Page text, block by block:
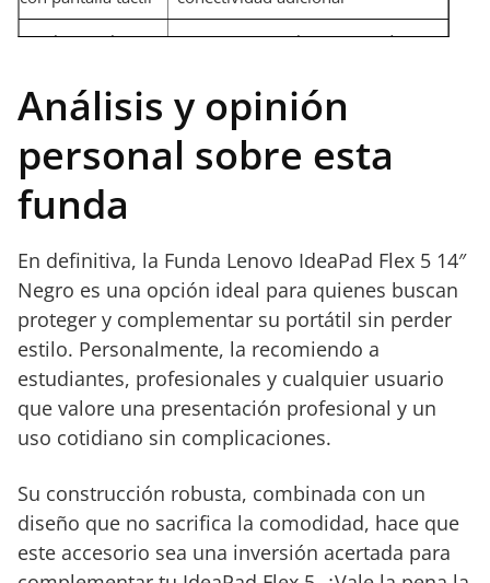
Excelente relación
Estética minimalista que podría no
Análisis y opinión
personal sobre esta
funda
En definitiva, la Funda Lenovo IdeaPad Flex 5 14″
Negro es una opción ideal para quienes buscan
proteger y complementar su portátil sin perder
estilo. Personalmente, la recomiendo a
estudiantes, profesionales y cualquier usuario
que valore una presentación profesional y un
uso cotidiano sin complicaciones.
Su construcción robusta, combinada con un
diseño que no sacrifica la comodidad, hace que
este accesorio sea una inversión acertada para